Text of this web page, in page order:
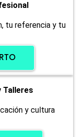
tu referencia y tu
Talleres
y cultura